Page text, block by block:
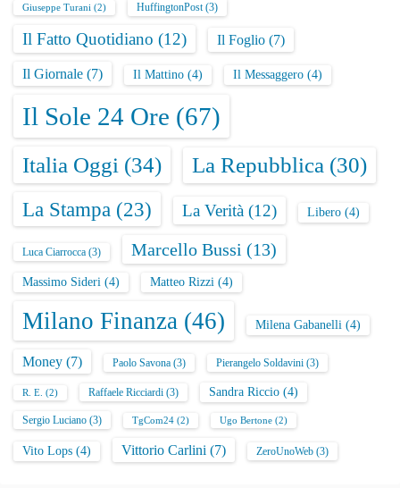
Giuseppe Turani (2) HuffingtonPost(3)
Il Fatto Quotidiano (12) Il Foglio (7)
Il Giornale (7) Il Mattino (4) Il Messaggero (4)
Il Sole 24 Ore (67)
Italia Oggi (34) La Repubblica (30)
La Stampa (23) La Verità (12) Libero (4)
Luca Ciarrocca (3) Marcello Bussi (13)
Massimo Sideri (4) Matteo Rizzi (4)
Milano Finanza (46) Milena Gabanelli (4)
Money (7) Paolo Savona (3) Pierangelo Soldavini (3)
R. E. (2) Raffaele Ricciardi (3) Sandra Riccio (4)
Sergio Luciano (3) TgCom24 (2) Ugo Bertone (2)
Vito Lops (4) Vittorio Carlini (7) ZeroUnoWeb (3)